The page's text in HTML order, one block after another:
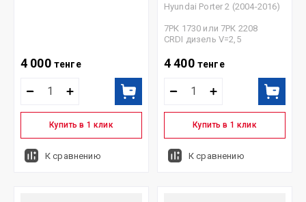
4 000 тенге
Купить в 1 клик
К сравнению
Hyundai Porter 2 (2004-2016)
7РК 1730 или 7РК 2208
CRDI дизель V=2,5
4 400 тенге
Купить в 1 клик
К сравнению